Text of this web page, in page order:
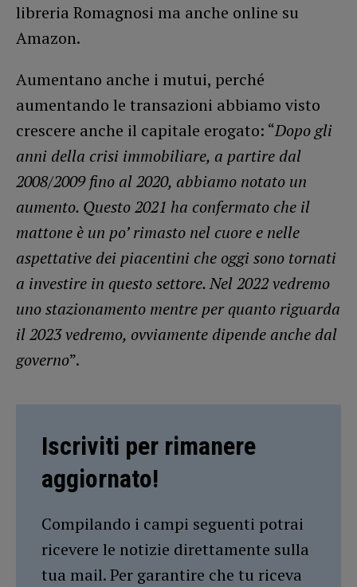
libreria Romagnosi ma anche online su
Amazon.
Aumentano anche i mutui, perché
aumentando le transazioni abbiamo visto
crescere anche il capitale erogato: “Dopo gli
anni della crisi immobiliare, a partire dal
2008/2009 fino al 2020, abbiamo notato un
aumento. Questo 2021 ha confermato che il
mattone è un po’ rimasto nel cuore e nelle
aspettative dei piacentini che oggi sono tornati
a investire in questo settore. Nel 2022 vedremo
uno stazionamento mentre per quanto riguarda
il 2023 vedremo, ovviamente dipende anche dal
governo”.
Iscriviti per rimanere
aggiornato!
Compilando i campi seguenti potrai
ricevere le notizie direttamente sulla
tua mail. Per garantire che tu riceva